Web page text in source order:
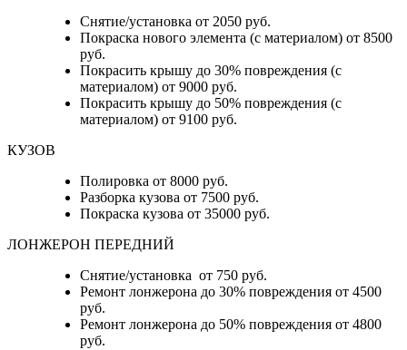
Снятие/установка от 2050 руб.
Покраска нового элемента (с материалом) от 8500
руб.
Покрасить крышу до 30% повреждения (с
материалом) от 9000 руб.
Покрасить крышу до 50% повреждения (с
материалом) от 9100 руб.
КУЗОВ
Полировка от 8000 руб.
Разборка кузова от 7500 руб.
Покраска кузова от 35000 руб.
ЛОНЖЕРОН ПЕРЕДНИЙ
Снятие/установка от 750 руб.
Ремонт лонжерона до 30% повреждения от 4500
руб.
Ремонт лонжерона до 50% повреждения от 4800
руб.